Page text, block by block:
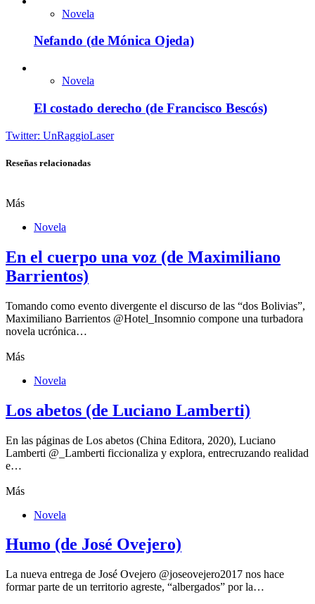
Novela
Nefando (de Mónica Ojeda)
Novela
El costado derecho (de Francisco Bescós)
Twitter: UnRaggioLaser
Reseñas relacionadas
Más
Novela
En el cuerpo una voz (de Maximiliano
Barrientos)
Tomando como evento divergente el discurso de las “dos Bolivias”,
Maximiliano Barrientos @Hotel_Insomnio compone una turbadora
novela ucrónica…
Más
Novela
Los abetos (de Luciano Lamberti)
En las páginas de Los abetos (China Editora, 2020), Luciano
Lamberti @_Lamberti ficcionaliza y explora, entrecruzando realidad
e…
Más
Novela
Humo (de José Ovejero)
La nueva entrega de José Ovejero @joseovejero2017 nos hace
formar parte de un territorio agreste, “albergados” por la…